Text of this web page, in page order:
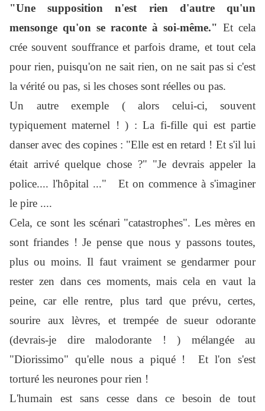
"Une supposition n'est rien d'autre qu'un
mensonge qu'on se raconte à soi-même." Et cela
crée souvent souffrance et parfois drame, et tout cela
pour rien, puisqu'on ne sait rien, on ne sait pas si c'est
la vérité ou pas, si les choses sont réelles ou pas.
Un autre exemple ( alors celui-ci, souvent
typiquement maternel ! ) : La fi-fille qui est partie
danser avec des copines : "Elle est en retard ! Et s'il lui
était arrivé quelque chose ?" "Je devrais appeler la
police.... l'hôpital ..." Et on commence à s'imaginer
le pire ....
Cela, ce sont les scénari "catastrophes". Les mères en
sont friandes ! Je pense que nous y passons toutes,
plus ou moins. Il faut vraiment se gendarmer pour
rester zen dans ces moments, mais cela en vaut la
peine, car elle rentre, plus tard que prévu, certes,
sourire aux lèvres, et trempée de sueur odorante
(devrais-je dire malodorante ! ) mélangée au
"Diorissimo" qu'elle nous a piqué ! Et l'on s'est
torturé les neurones pour rien !
L'humain est sans cesse dans ce besoin de tout